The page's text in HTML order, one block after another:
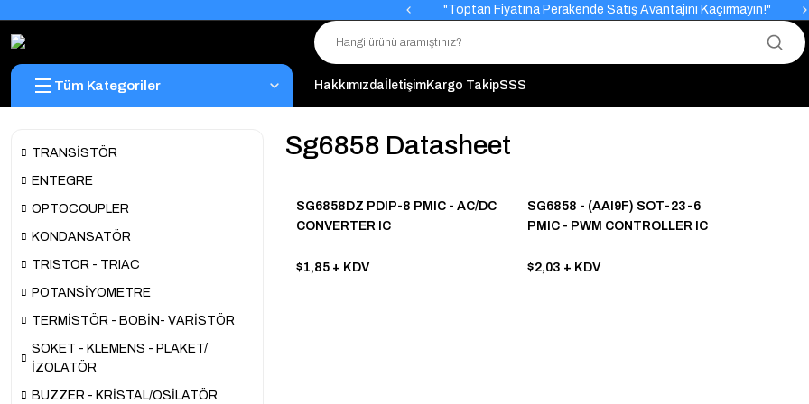
"Toptan Fiyatına Perakende Satış Avantajını Kaçırmayın!"
Tüm Kategoriler HakkımızdaİletişimKargo TakipSSS
TRANSİSTÖR
ENTEGRE
OPTOCOUPLER
KONDANSATÖR
TRISTOR - TRIAC
POTANSİYOMETRE
TERMİSTÖR - BOBİN- VARİSTÖR
SOKET - KLEMENS - PLAKET/
İZOLATÖR
BUZZER - KRİSTAL/OSİLATÖR
Sg6858 Datasheet
SG6858DZ PDIP-8 PMIC - AC/DC
CONVERTER IC
$1,85 + KDV
SG6858 - (AAI9F) SOT-23-6
PMIC - PWM CONTROLLER IC
$2,03 + KDV